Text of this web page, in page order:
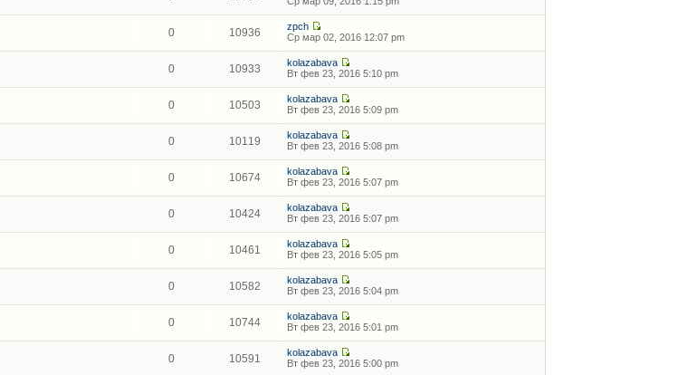
0 10936
zpch
Ср мар 02, 2016 12:07 pm
0 10933
kolazabava
Вт фев 23, 2016 5:10 pm
0 10503
kolazabava
Вт фев 23, 2016 5:09 pm
0 10119
kolazabava
Вт фев 23, 2016 5:08 pm
0 10674
kolazabava
Вт фев 23, 2016 5:07 pm
0 10424
kolazabava
Вт фев 23, 2016 5:07 pm
0 10461
kolazabava
Вт фев 23, 2016 5:05 pm
0 10582
kolazabava
Вт фев 23, 2016 5:04 pm
0 10744
kolazabava
Вт фев 23, 2016 5:01 pm
0 10591
kolazabava
Вт фев 23, 2016 5:00 pm